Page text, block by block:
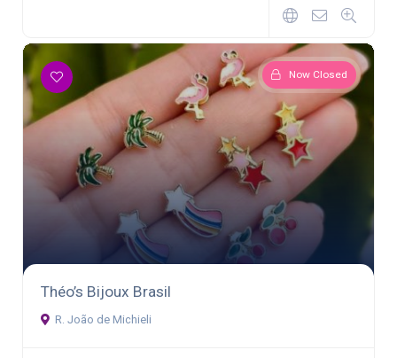
Now Closed
Théo’s Bijoux Brasil
R. João de Michieli